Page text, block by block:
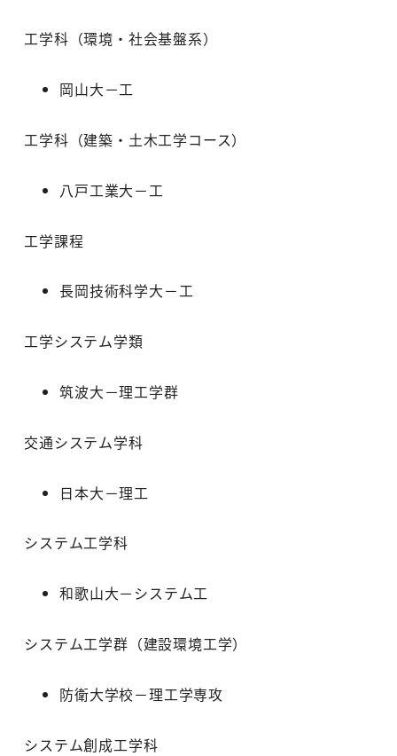
工学科（環境・社会基盤系）
岡山大－工
工学科（建築・土木工学コース）
八戸工業大－工
工学課程
長岡技術科学大－工
工学システム学類
筑波大－理工学群
交通システム学科
日本大－理工
システム工学科
和歌山大－システム工
システム工学群（建設環境工学）
防衛大学校－理工学専攻
システム創成工学科